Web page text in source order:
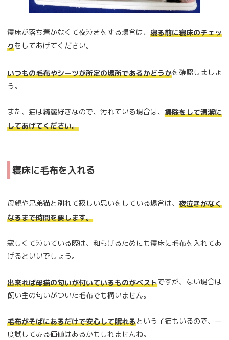
寝床が落ち着かなくて夜泣きをする場合は、 寝る前に寝床のチェッ
クをしてあげてください。
いつもの毛布やシーツが所定の場所であるかどうかを確認しましょ
う。
また、猫は綺麗好きなので、汚れている場合は、 掃除をして清潔に
してあげてください。
寝床に毛布を入れる
母親や兄弟猫と別れて寂しい思いをしている場合は、 夜泣きがなく
なるまで時間を要します。
寂しくて泣いている際は、和らげるためにも寝床に毛布を入れてあ
げるといいでしょう。
出来れば母猫の匂いが付いているものがベストですが、ない場合は
飼い主の匂いがついた毛布でも構いません。
毛布がそばにあるだけで安心して眠れるという子猫もいるので、一
度試してみる価値はあるかもしれませんね。